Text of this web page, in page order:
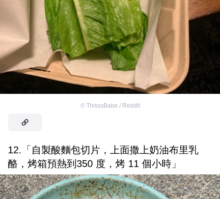
© ThisssBabe / Reddit
12.「自製酸麵包切片，上面撒上奶油布里乳
酪，烤箱預熱到350 度，烤 11 個小時」